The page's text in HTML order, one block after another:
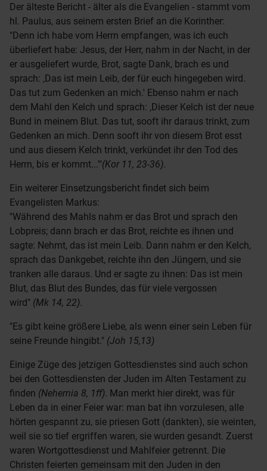
Der älteste Bericht - älter als die Evangelien - stammt vom
hl. Paulus, aus seinem ersten Brief an die Korinther:
"Denn ich habe vom Herrn empfangen, was ich euch
überliefert habe: Jesus, der Herr, nahm in der Nacht, in der
er ausgeliefert wurde, Brot, sagte Dank, brach es und
sprach: ‚Das ist mein Leib, der für euch hingegeben wird.
Das tut zum Gedenken an mich.' Ebenso nahm er nach
dem Mahl den Kelch und sprach: ‚Dieser Kelch ist der neue
Bund in meinem Blut. Das tut, sooft ihr daraus trinkt, zum
Gedenken an mich. Denn sooft ihr von diesem Brot esst
und aus diesem Kelch trinkt, verkündet ihr den Tod des
Herrn, bis er kommt...'"(Kor 11, 23-36).
Ein weiterer Einsetzungsbericht findet sich beim
Evangelisten Markus:
"Während des Mahls nahm er das Brot und sprach den
Lobpreis; dann brach er das Brot, reichte es ihnen und
sagte: Nehmt, das ist mein Leib. Dann nahm er den Kelch,
sprach das Dankgebet, reichte ihn den Jüngern, und sie
tranken alle daraus. Und er sagte zu ihnen: Das ist mein
Blut, das Blut des Bundes, das für viele vergossen
wird" (Mk 14, 22).
"Es gibt keine größere Liebe, als wenn einer sein Leben für
seine Freunde hingibt." (Joh 15,13)
Einige Züge des jetzigen Gottesdienstes sind auch schon
bei den Gottesdiensten der Juden im Alten Testament zu
finden (Nehemia 8, 1ff). Man merkt hier direkt, was für
Leben da in einer Feier war: man bat ihn vorzulesen, alle
hörten gespannt zu, sie priesen Gott (dankten), sie weinten,
weil sie so tief ergriffen waren, sie wurden gesandt. Zuerst
waren Wortgottesdienst und Mahlfeier getrennt. Die
Christen feierten gemeinsam mit den Juden in den